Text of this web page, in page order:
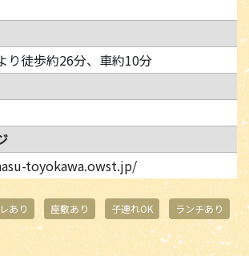
り徒歩約26分、車約10分
toyokawa.owst.jp/
あり 座敷あり 子連れOK ランチあり